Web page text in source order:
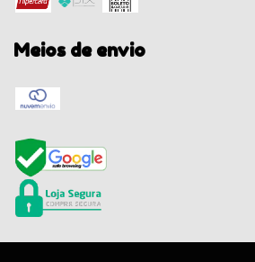
Meios de envio